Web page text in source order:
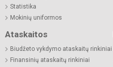
Statistika
Mokinių uniformos
Ataskaitos
Biudžeto vykdymo ataskaitų rinkiniai
Finansinių ataskaitų rinkiniai